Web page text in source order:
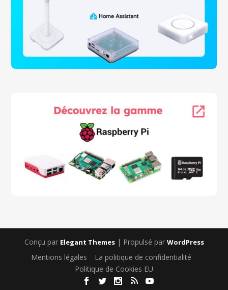
Conçu par Elegant Themes| Propulsé par WordPress
Mentions légales
La politique de confidentialité
Politique de Cookies EU